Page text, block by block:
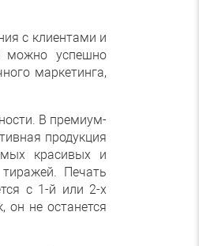
с клиентами и
можно успешно
маркетинга,
В премиум-
продукция
красивых и
Печать
с 1-й или 2-х
не останется